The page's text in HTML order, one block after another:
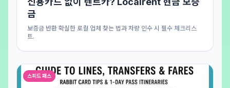
금
보증금 반환 확실한 로컬 업체 찾는 법과 차량 인수 시 필수 체크리스
트.
스피드 패스